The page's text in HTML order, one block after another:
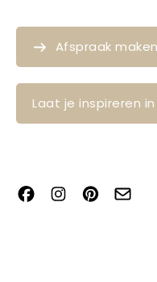
Afspraak maken
Laat je inspireren